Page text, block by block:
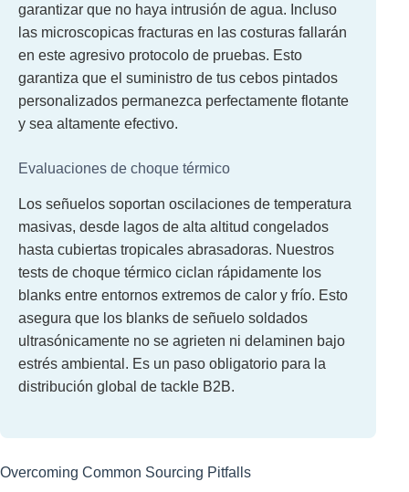
garantizar que no haya intrusión de agua. Incluso
las microscopicas fracturas en las costuras fallarán
en este agresivo protocolo de pruebas. Esto
garantiza que el suministro de tus cebos pintados
personalizados permanezca perfectamente flotante
y sea altamente efectivo.
Evaluaciones de choque térmico
Los señuelos soportan oscilaciones de temperatura
masivas, desde lagos de alta altitud congelados
hasta cubiertas tropicales abrasadoras. Nuestros
tests de choque térmico ciclan rápidamente los
blanks entre entornos extremos de calor y frío. Esto
asegura que los blanks de señuelo soldados
ultrasónicamente no se agrieten ni delaminen bajo
estrés ambiental. Es un paso obligatorio para la
distribución global de tackle B2B.
Overcoming Common Sourcing Pitfalls